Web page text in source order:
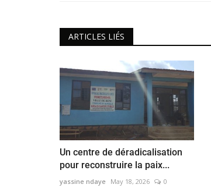
ARTICLES LIÉS
Un centre de déradicalisation
pour reconstruire la paix...
yassine ndaye May 18, 2026 0
Magazine